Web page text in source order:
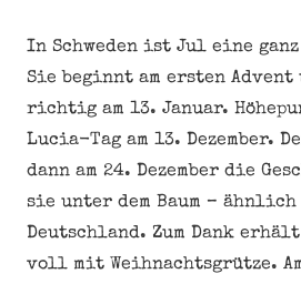
In Schweden ist Jul eine
Sie beginnt am ersten Advent
richtig am 13. Januar.
Lucia-Tag am 13. Dezember.
dann am 24. Dezember die
sie unter dem Baum –
Deutschland. Zum Dank
voll mit Weihnachtsgrütze.